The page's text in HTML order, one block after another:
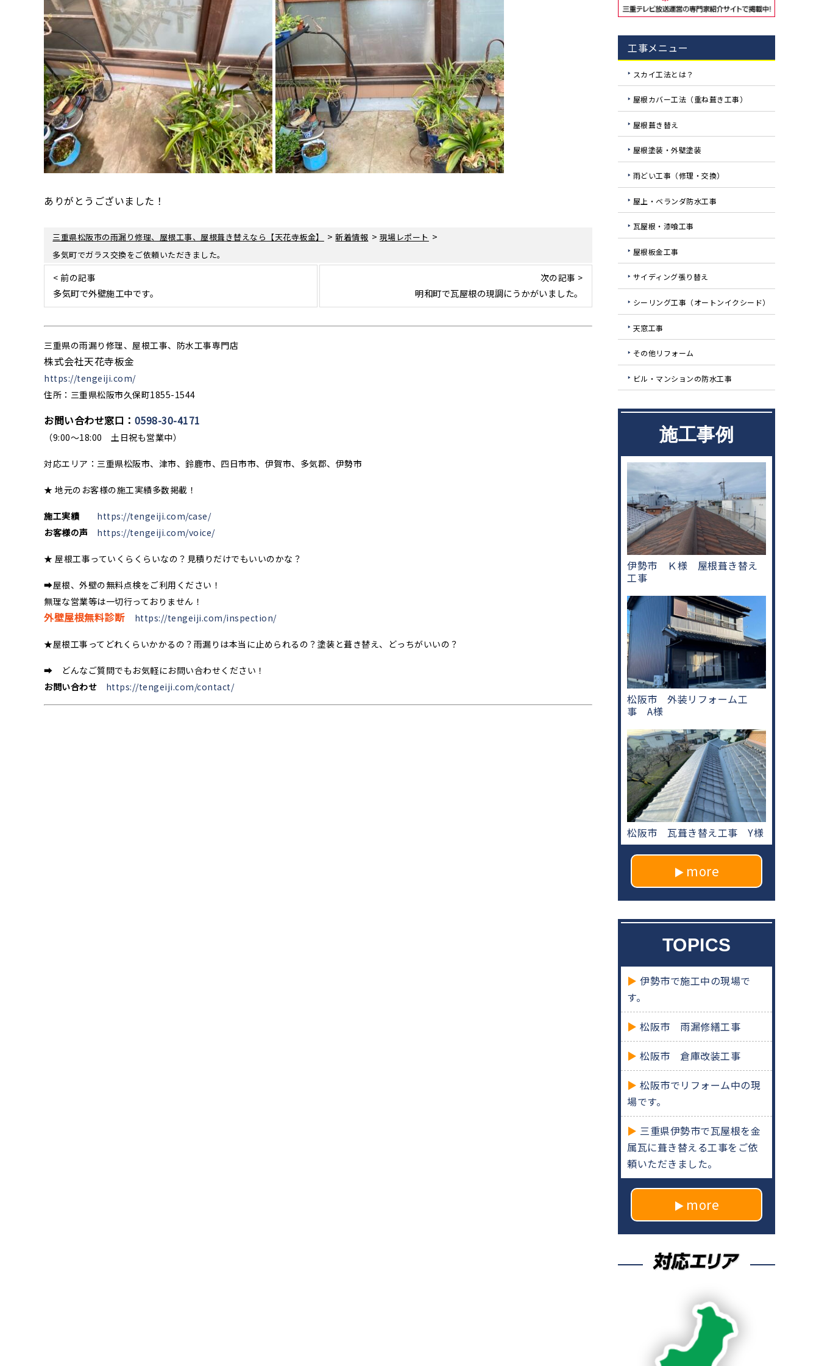
ありがとうございました！
三重県松阪市の雨漏り修理、屋根工事、屋根葺き替えなら【天花寺板金】 >新着情報 > 現場レポート >
多気町でガラス交換をご依頼いただきました。
< 前の記事
多気町で外壁施工中です。
次の記事 >
明和町で瓦屋根の現調にうかがいました。
三重県の雨漏り修理、屋根工事、防水工事専門店
株式会社天花寺板金
https://tengeiji.com/
住所：三重県松阪市久保町1855-1544
お問い合わせ窓口： 0598-30-4171
（9:00〜18:00 土日祝も営業中）
対応エリア：三重県松阪市、津市、鈴鹿市、四日市市、伊賀市、多気郡、伊勢市
★ 地元のお客様の施工実績多数掲載！
施工実績
https://tengeiji.com/case/
お客様の声
https://tengeiji.com/voice/
★ 屋根工事っていくらくらいなの？見積りだけでもいいのかな？
➡屋根、外壁の無料点検をご利用ください！
無理な営業等は一切行っておりません！
外壁屋根無料診断 https://tengeiji.com/inspection/
★屋根工事ってどれくらいかかるの？雨漏りは本当に止められるの？塗装と葺き替え、どっちがいいの？
➡ どんなご質問でもお気軽にお問い合わせください！
お問い合わせ
https://tengeiji.com/contact/
工事メニュー
スカイ工法とは？
屋根カバー工法（重ね葺き工事）
屋根葺き替え
屋根塗装・外壁塗装
雨どい工事（修理・交換）
屋上・ベランダ防水工事
瓦屋根・漆喰工事
屋根板金工事
サイディング張り替え
シーリング工事（オートンイクシード）
天窓工事
その他リフォーム
ビル・マンションの防水工事
施工事例
伊勢市 Ｋ様 屋根葺き替え
工事
松阪市 外装リフォーム工
事 A様
松阪市 瓦葺き替え工事 Y様
more
TOPICS
伊勢市で施工中の現場で
す。
松阪市 雨漏修繕工事
松阪市 倉庫改装工事
松阪市でリフォーム中の現
場です。
三重県伊勢市で瓦屋根を金
属瓦に葺き替える工事をご依
頼いただきました。
more